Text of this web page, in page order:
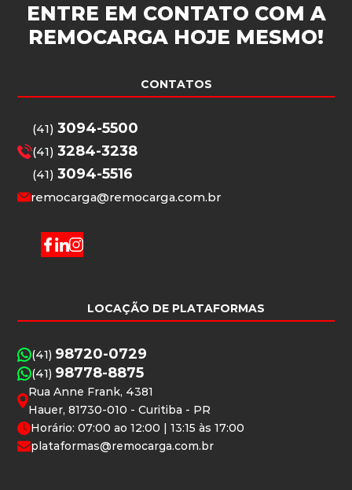
ENTRE EM CONTATO COM A
REMOCARGA HOJE MESMO!
CONTATOS
(41)3094-5500
(41)3284-3238
(41)3094-5516
remocarga@remocarga.com.br
LOCAÇÃO DE PLATAFORMAS
(41) 98720-0729
(41) 98778-8875
Rua Anne Frank, 4381
Hauer, 81730-010 - Curitiba - PR
Horário: 07:00 ao 12:00 | 13:15 às 17:00
plataformas@remocarga.com.br